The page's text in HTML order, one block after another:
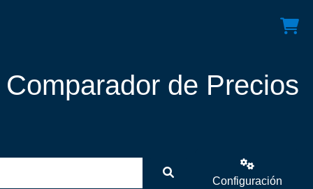
de Precios
Configuración